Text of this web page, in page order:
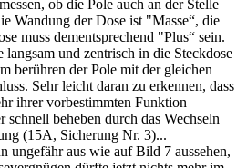
ob die Pole auch an der Stelle
Wandung der Dose ist "Masse“, die
muss dementsprechend "Plus“ sein.
und zentrisch in die Steckdose
berühren der Pole mit der gleichen
Sehr leicht daran zu erkennen, dass
ihrer vorbestimmten Funktion
schnell beheben durch das Wechseln
(15A, Sicherung Nr. 3)...
ungefähr aus wie auf Bild 7 aussehen,